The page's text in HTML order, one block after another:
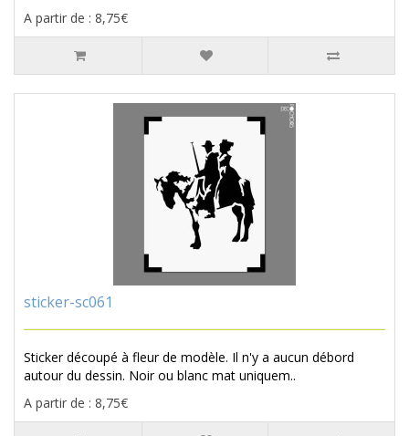
A partir de : 8,75€
sticker-sc061
Sticker découpé à fleur de modèle. Il n'y a aucun débord
autour du dessin. Noir ou blanc mat uniquem..
A partir de : 8,75€